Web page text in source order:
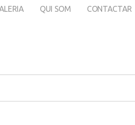
QUI SOM CONTACTAR